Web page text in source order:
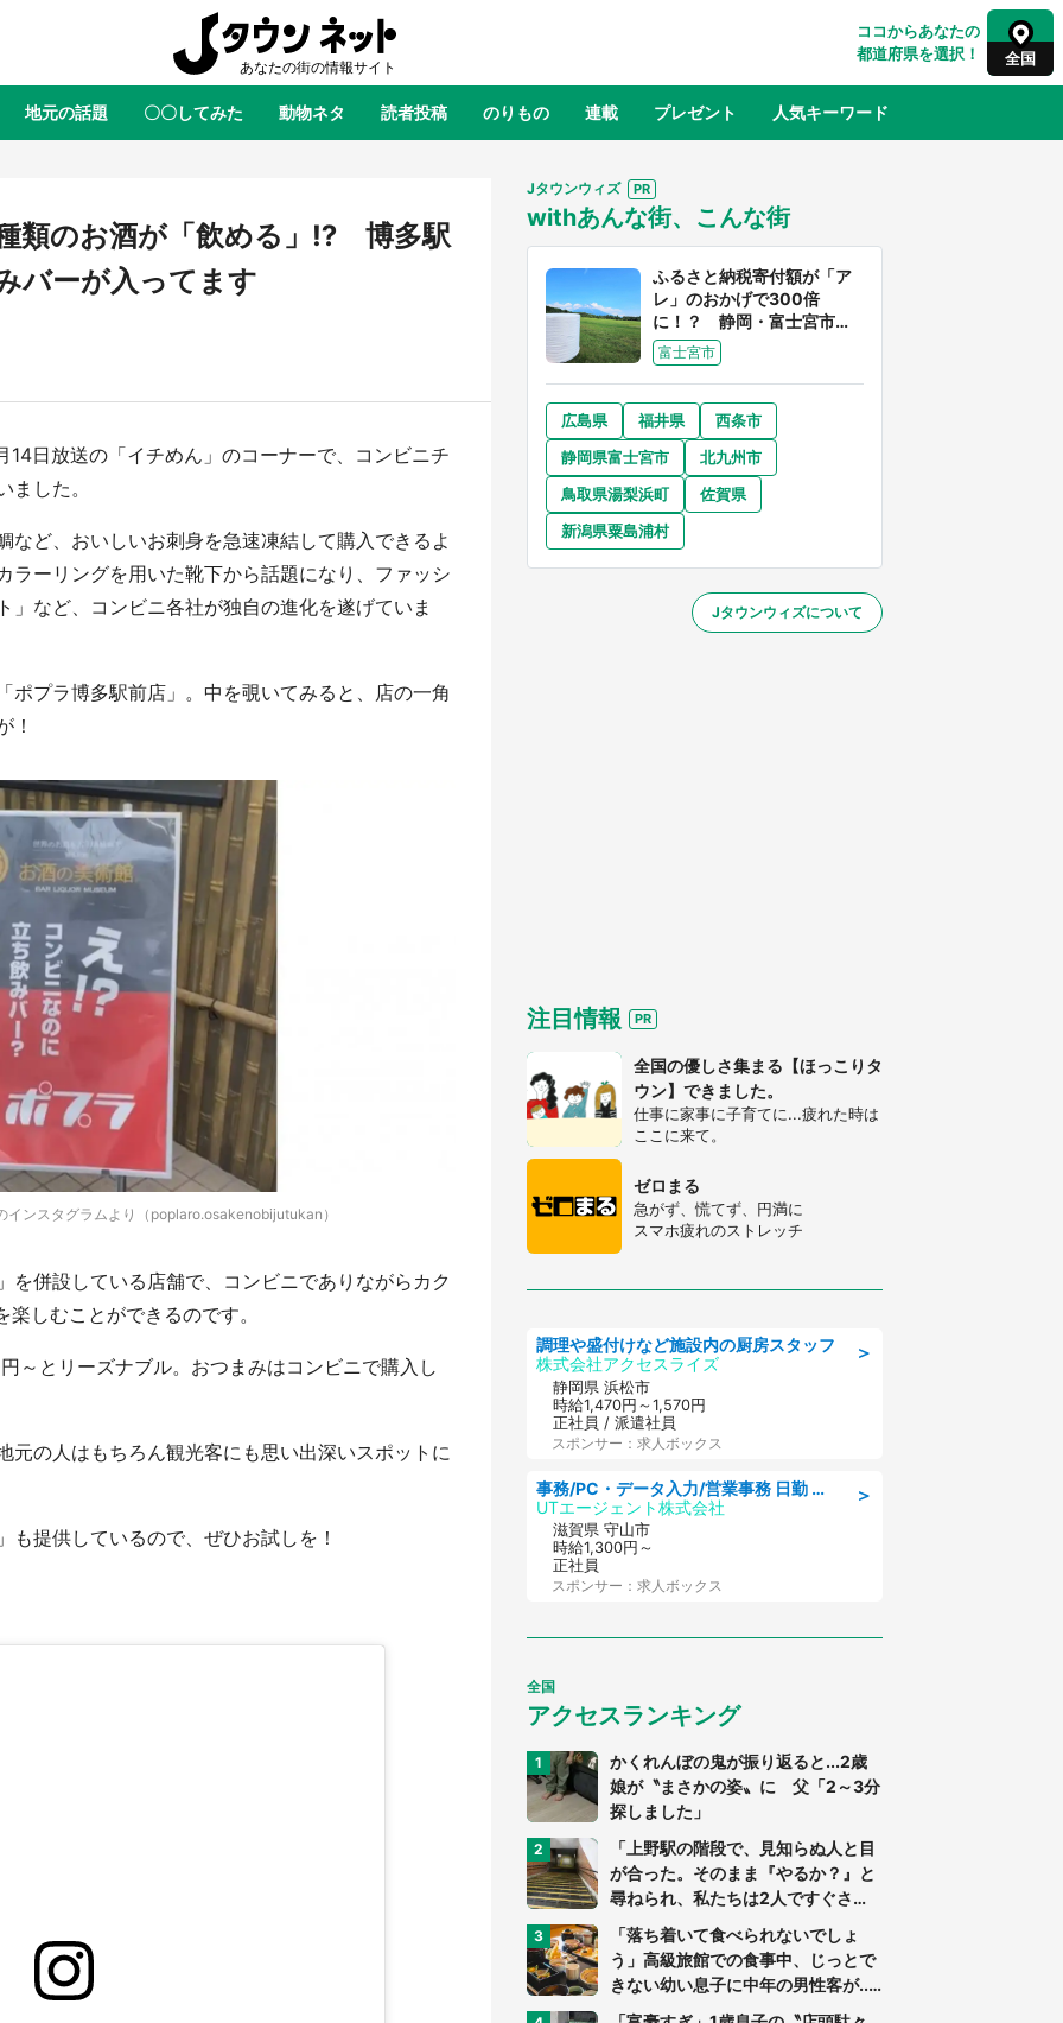
ココからあなたの
都道府県を選択！
全国
全国 全国
東北 青森 岩手 宮城 山形 福島
関東 千葉 東京 神奈川
奈良 和歌山
中国 鳥取 島根 岡山 山口
九州 福岡 佐賀 長崎 大分 宮崎
地元の話題 〇〇してみた 動物ネタ 読者投稿 のりもの 連載 プレゼント 人気キーワード
絶景 あの時はありがとう 物語がはじまる町へ ふるさと納税
ニメ『ハイキュー！！』×老
31】
『小林さんちのメイドラゴン』と舞台
～】
新宿駅に〝巨人用少女漫画〟が出
現！？ バカデカサイズで、ページも
めくれる『CIPHER』『桜蘭高校ホス
ト部』『夏目友人帳』【～7／26】
もっとみる
類のお酒が「飲める」⁉ 博多駅
バーが入ってます
日放送の「イチめん」のコーナーで、コンビニチ
した。
など、おいしいお刺身を急速凍結して購入できるよ
ラーリングを用いた靴下から話題になり、ファッシ
」など、コンビニ各社が独自の進化を遂げていま
ポプラ博多駅前店」。中を覗いてみると、店の一角
！
インスタグラムより（poplaro.osakenobijutukan）
を併設している店舗で、コンビニでありながらカク
しむことができるのです。
～とリーズナブル。おつまみはコンビニで購入し
元の人はもちろん観光客にも思い出深いスポットに
提供しているので、ぜひお試しを！
Jタウンウィズ
withあんな街、こんな街
ふるさと納税寄付額が「ア
レ」のおかげで300倍
に！？ 静岡・富士宮市は
富士山産の魅力あふれるス
ゴイ街
富士宮市
広島県 福井県
西条市
静岡県富士宮市
北九州市
鳥取県湯梨浜町
佐賀県
新潟県粟島浦村
Jタウンウィズについて
注目情報
全国の優しさ集まる【ほっこりタ
ウン】できました。
仕事に家事に子育てに...疲れた時は
ここに来て。
ゼロまる
急がず、慌てず、円満に
スマホ疲れのストレッチ
＞
調理や盛付けなど施設内の厨房スタッフ
株式会社アクセスライズ
静岡県 浜松市
時給1,470円～1,570円
正社員 / 派遣社員
スポンサー：求人ボックス
＞
事務/PC・データ入力/営業事務 日勤 土日休み 船舶用のエンジンを扱う会社 総合事務
UTエージェント株式会社
滋賀県 守山市
時給1,300円～
正社員
スポンサー：求人ボックス
全国
アクセスランキング
かくれんぼの鬼が振り返ると...2歳
娘が〝まさかの姿〟に 父「2～3分
探しました」
「上野駅の階段で、見知らぬ人と目
が合った。そのまま『やるか？』と
尋ねられ、私たちは2人ですぐさ
ま...」（茨城県・70代男性）
「落ち着いて食べられないでしょ
う」高級旅館での食事中、じっとで
きない幼い息子に中年の男性客が...
（東京都・40代男性）